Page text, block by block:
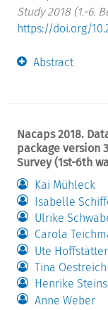
Study 2018 (1.-6.
https://doi.org/
Abstract
Nacaps 2018.
package version
Survey (1st-6th
Kai Mühleck
Isabelle
Ulrike
Carola
Ute Hoffstätter
Tina Oestreich
Henrike Steins
Anne Weber